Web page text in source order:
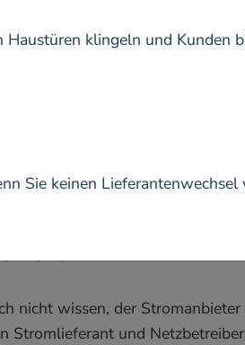
Haustüren klingeln und Kunden
Sie keinen Lieferantenwechsel
nicht wissen, der
Stromlieferant und